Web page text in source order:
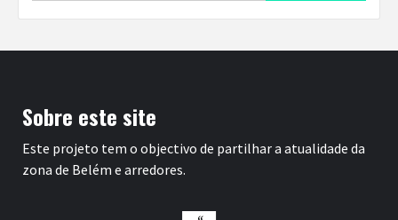
Sobre este site
Este projeto tem o objectivo de partilhar a atualidade da
zona de Belém e arredores.